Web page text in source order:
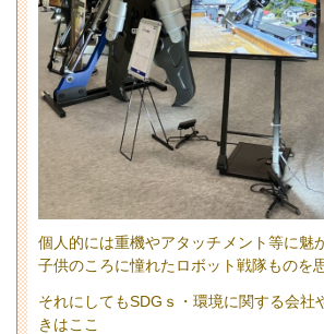
個人的には重機やアタッチメント等に魅
子供のころに憧れたロボット戦隊ものを
それにしてもSDGｓ・環境に関する会
きはここ